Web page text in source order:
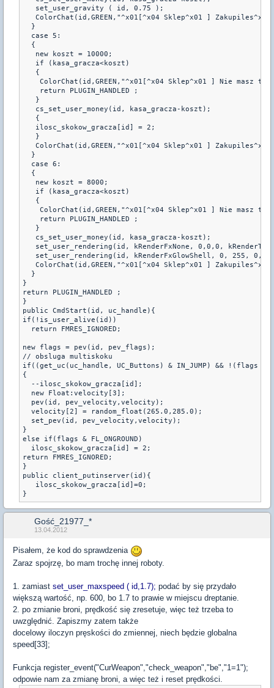
   set_user_gravity ( id, 0.75 );
ColorChat(id,GREEN,"^x01[^x04 Sklep^x01 ] Zakupiles^x3
  }
  case 5:
  {
   new koszt = 10000;
   if (kasa_gracza<koszt)
   {
ColorChat(id,GREEN,"^x01[^x04 Sklep^x01 ] Nie masz
    return PLUGIN_HANDLED ;
   }
   cs_set_user_money(id, kasa_gracza-koszt);
   {
   ilosc_skokow_gracza[id] = 2;
   }
ColorChat(id,GREEN,"^x01[^x04 Sklep^x01 ] Zakupiles^x3
  }
  case 6:
  {
   new koszt = 8000;
   if (kasa_gracza<koszt)
   {
ColorChat(id,GREEN,"^x01[^x04 Sklep^x01 ] Nie masz
    return PLUGIN_HANDLED ;
   }
   cs_set_user_money(id, kasa_gracza-koszt);
set_user_rendering(id, kRenderFxNone, 0,0,0,
set_user_rendering(id, kRenderFxGlowShell, 0, 255, 0,
ColorChat(id,GREEN,"^x01[^x04 Sklep^x01 ] Zakupiles^x3
  }
}
return PLUGIN_HANDLED ;
}
public CmdStart(id, uc_handle){
if(!is_user_alive(id))
  return FMRES_IGNORED;
new flags = pev(id, pev_flags);
// obsluga multiskoku
if((get_uc(uc_handle, UC_Buttons) & IN_JUMP) && !(flags &
{
  --ilosc_skokow_gracza[id];
  new Float:velocity[3];
  pev(id, pev_velocity,velocity);
  velocity[2] = random_float(265.0,285.0);
  set_pev(id, pev_velocity,velocity);
}
else if(flags & FL_ONGROUND)
  ilosc_skokow_gracza[id] = 2;
return FMRES_IGNORED;
}
public client_putinserver(id){
   ilosc_skokow_gracza[id]=0;
Gość_21977_*
13.04.2012
Pisałem, że kod do sprawdzenia
Zaraz spojrzę, bo mam trochę innej roboty.
1. zamiast set_user_maxspeed ( id,1.7); podać by się przydało
większą wartość, np. 600, bo 1.7 to prawie w miejscu dreptanie.
2. po zmianie broni, prędkość się zresetuje, więc też trzeba to
uwzględnić. Zapiszmy zatem także
docelowy iloczyn pręskości do zmiennej, niech będzie globalna
speed[33];
Funkcja register_event("CurWeapon","check_weapon","be","1=1");
odpowie nam za zmianę broni, a więc też i reset prędkości.